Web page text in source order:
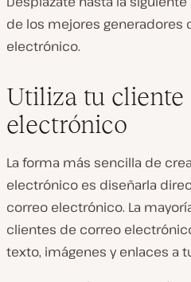
de los mejores generadores
electrónico.
Utiliza tu cliente
electrónico
La forma más sencilla de
electrónico es diseñarla
correo electrónico. La
clientes de correo
texto, imágenes y enlaces a